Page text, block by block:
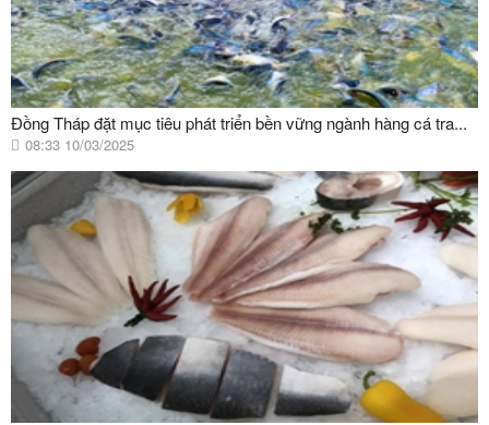
Đồng Tháp đặt mục tiêu phát triển bền vững ngành hàng cá tra...
08:33 10/03/2025